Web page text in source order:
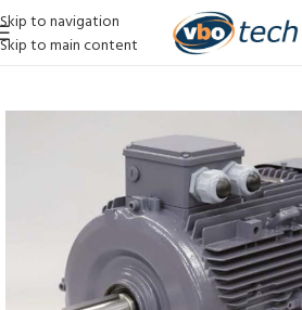
Skip to navigation
Skip to main content